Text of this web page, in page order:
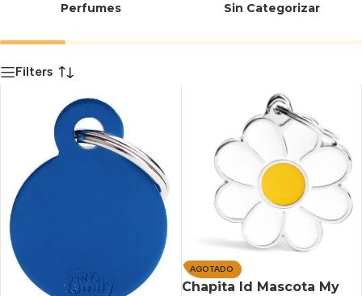
Perfumes Sin Categorizar
Filters
AGOTADO
Chapita Id Mascota My